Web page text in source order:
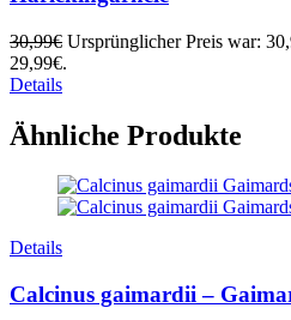
30,99€ Ursprünglicher Preis war:
29,99€.
Details
Ähnliche Produkte
Details
Calcinus gaimardii –